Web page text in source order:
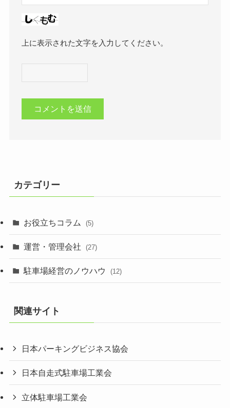
上に表示された文字を入力してください。
カテゴリー
お役立ちコラム (5)
運営・管理会社 (27)
駐車場経営のノウハウ (12)
関連サイト
日本パーキングビジネス協会
日本自走式駐車場工業会
立体駐車場工業会